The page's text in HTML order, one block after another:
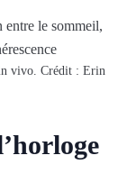
vivo. Crédit : Erin